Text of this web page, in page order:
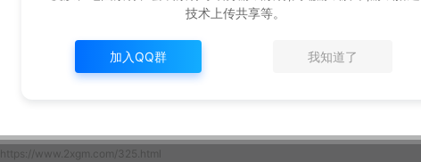
https://www.2xgm.com/325.html
技术上传共享等。
加入QQ群 我知道了